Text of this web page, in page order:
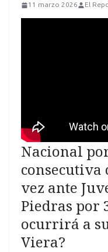
11 marzo 2026 El
Nacional
consecutiva
vez ante
Piedras por
ocurrirá a
Viera?